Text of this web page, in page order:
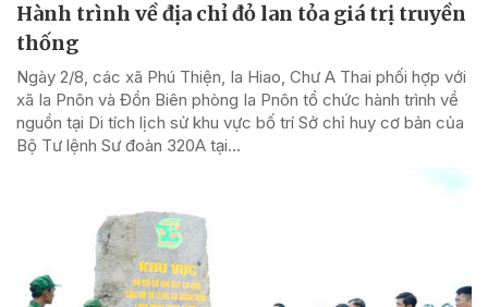
Hành trình về địa chỉ đỏ lan tỏa giá trị truyền
thống
Ngày 2/8, các xã Phú Thiện, Ia Hiao, Chư A Thai phối hợp với
xã Ia Pnôn và Đồn Biên phòng Ia Pnôn tổ chức hành trình về
nguồn tại Di tích lịch sử khu vực bố trí Sở chỉ huy cơ bản của
Bộ Tư lệnh Sư đoàn 320A tại...